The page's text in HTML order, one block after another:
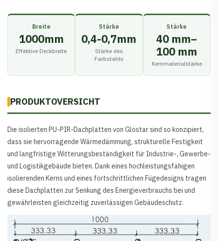
Zellstoff
von
mehr
Breite
1000mm
Effektive Deckbreite
Stärke
0,4-0,7mm
Stärke des
Farbstahls
Stärke
40 mm–
100 mm
Kernmaterialstärke
PRODUKTOVERSICHT
Die isolierten PU-PIR-Dachplatten von Glostar sind so konzipiert,
dass sie hervorragende Wärmedämmung, strukturelle Festigkeit
und langfristige Witterungsbeständigkeit für Industrie-, Gewerbe-
und Logistikgebäude bieten. Dank eines hochleistungsfähigen
isolierenden Kerns und eines fortschrittlichen Fügedesigns tragen
diese Dachplatten zur Senkung des Energieverbrauchs bei und
gewährleisten gleichzeitig zuverlässigen Gebäudeschutz.